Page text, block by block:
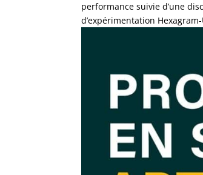
performance suivie d’une
d’expérimentation